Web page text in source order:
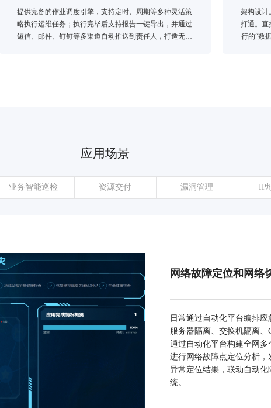
提供完备的作业调度引擎，支持定时、周期等多种灵活策
略执行运维任务；执行完毕后支持报告一键导出，并通过
短信、邮件、钉钉等多渠道自动推送到责任人，打造无人
架构设计
打通。直
行的“数
应用场景
业务智能巡检 资源交付 漏洞管理 IP
网络故障定位和网络
日常通过自动化平台编排应
服务器隔离、交换机隔离、
通过自动化平台构建全网多
进行网络故障点定位分析，
异常定位结果，联动自动
统。